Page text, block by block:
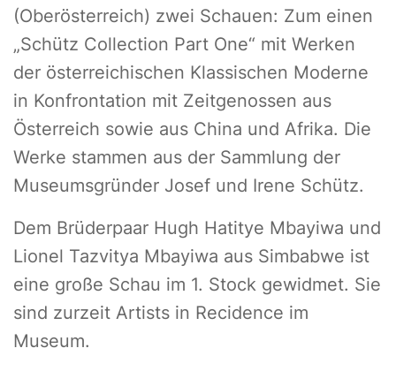
(Oberösterreich) zwei Schauen: Zum einen
„Schütz Collection Part One“ mit Werken
der österreichischen Klassischen Moderne
in Konfrontation mit Zeitgenossen aus
Österreich sowie aus China und Afrika. Die
Werke stammen aus der Sammlung der
Museumsgründer Josef und Irene Schütz.
Dem Brüderpaar Hugh Hatitye Mbayiwa und
Lionel Tazvitya Mbayiwa aus Simbabwe ist
eine große Schau im 1. Stock gewidmet. Sie
sind zurzeit Artists in Recidence im
Museum.